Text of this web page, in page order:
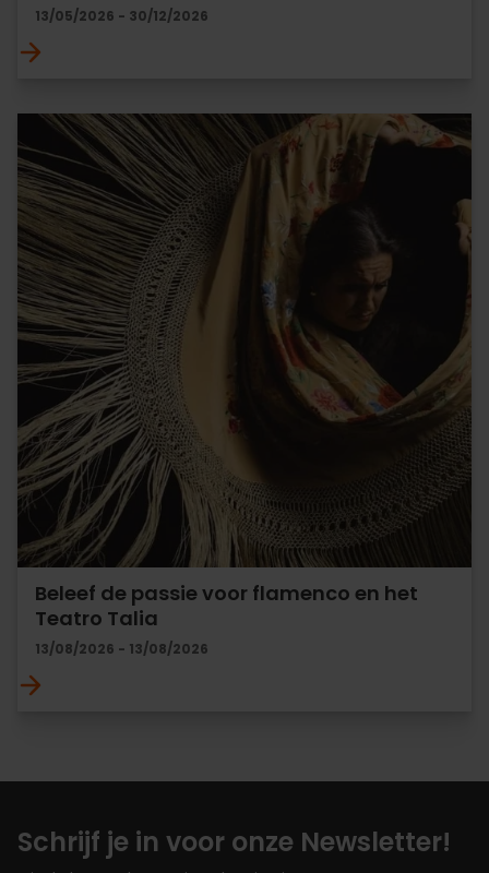
13/05/2026 - 30/12/2026
Beleef de passie voor flamenco en het
Teatro Talia
13/08/2026 - 13/08/2026
Schrijf je in voor onze Newsletter!